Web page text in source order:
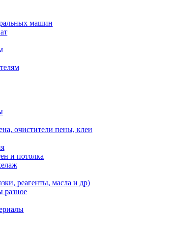
машин
очистители пены, клеи
и потолка
реагенты, масла и др)
разное